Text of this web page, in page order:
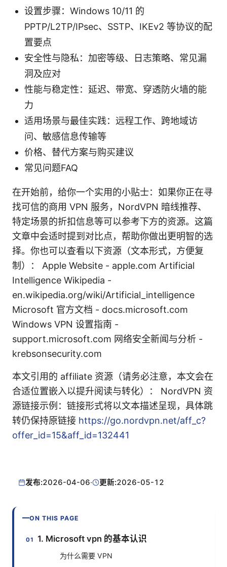
设置步骤：Windows 10/11 的
PPTP/L2TP/IPsec、SSTP、IKEv2 等协议的配
置要点
安全性与隐私：加密等级、日志策略、常见漏
洞及应对
性能与稳定性：延迟、带宽、穿透防火墙的能
力
适用场景与最佳实践：远程工作、跨地域访
问、敏感信息传输等
价格、替代方案与购买建议
常见问题FAQ
在开始前，给你一个实用的小贴士：如果你正在寻
找可信的商用 VPN 服务，NordVPN 暗线推荐、
特定场景的折扣信息等可以参考下方的资源。这篇
文章中会适时提到对比点，帮助你做出更明智的选
择。你也可以查看以下资源（文本形式，方便复
制）： Apple Website - apple.com Artificial
Intelligence Wikipedia -
en.wikipedia.org/wiki/Artificial_intelligence
Microsoft 官方文档 - docs.microsoft.com
Windows VPN 设置指南 -
support.microsoft.com 网络安全新闻与分析 -
krebsonsecurity.com
本文引用的 affiliate 资源（请务必注意，本文会在
合适位置嵌入以提升阅读与转化）： NordVPN 资
源链接示例：链接形式将以文本描述呈现，具体跳
转仍保持原链接 https://go.nordvpn.net/aff_c?
offer_id=15&aff_id=132441
发布:2026-04-06· 更新:2026-05-12
ON THIS PAGE
1. Microsoft vpn 的基本认识
为什么需要 VPN